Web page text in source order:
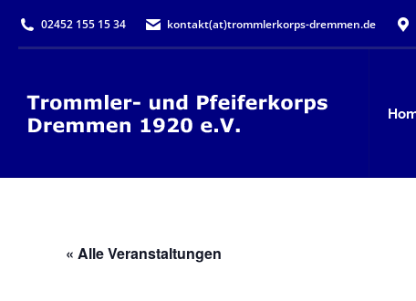
02452 155 15 34 kontakt(at)trommlerkorps-dremmen.de
« Alle Veranstaltungen